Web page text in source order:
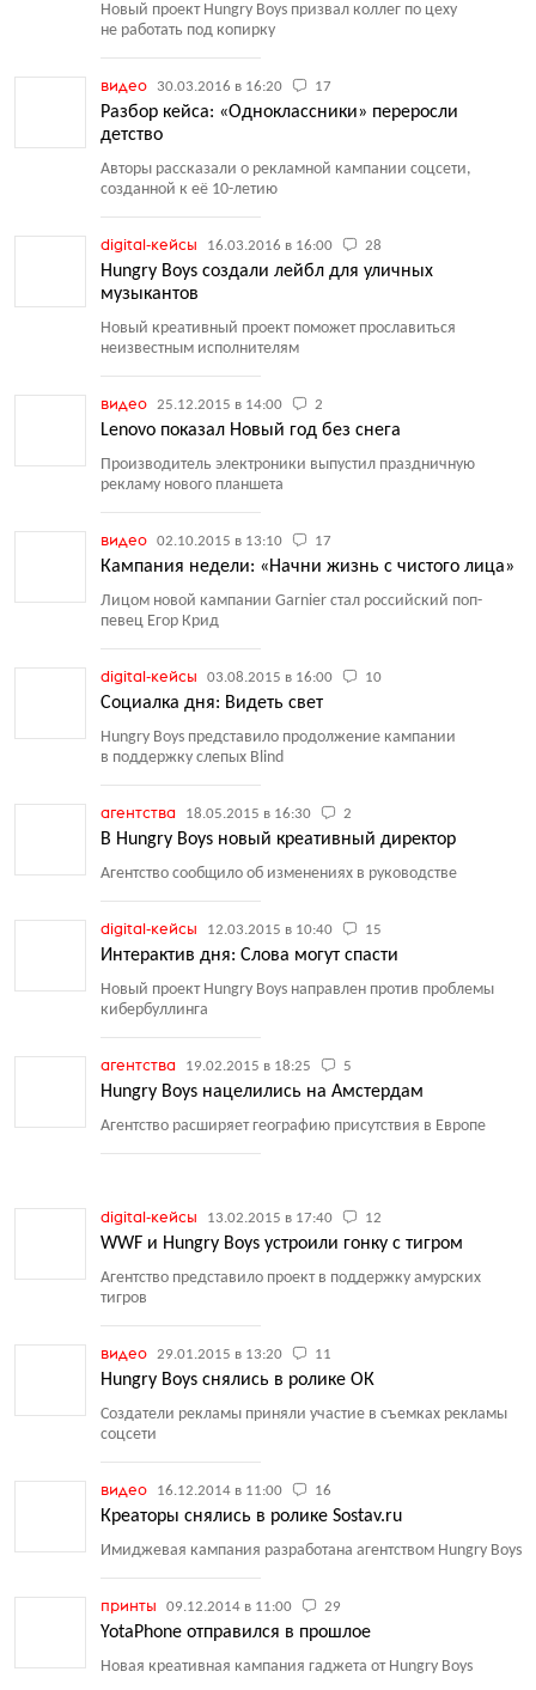
Новый проект Hungry Boys призвал коллег по цеху
не работать под копирку
видео 30.03.2016 в 16:20 17
Разбор кейса: «Одноклассники» переросли
детство
Авторы рассказали о рекламной кампании соцсети,
созданной к её 10-летию
digital-кейсы 16.03.2016 в 16:00 28
Hungry Boys создали лейбл для уличных
музыкантов
Новый креативный проект поможет прославиться
неизвестным исполнителям
видео 25.12.2015 в 14:00 2
Lenovo показал Новый год без снега
Производитель электроники выпустил праздничную
рекламу нового планшета
видео 02.10.2015 в 13:10 17
Кампания недели: «Начни жизнь с чистого лица»
Лицом новой кампании Garnier стал российский поп-
певец Егор Крид
digital-кейсы 03.08.2015 в 16:00 10
Социалка дня: Видеть свет
Hungry Boys представило продолжение кампании
в поддержку слепых Blind
агентства 18.05.2015 в 16:30 2
В Hungry Boys новый креативный директор
Агентство сообщило об изменениях в руководстве
digital-кейсы 12.03.2015 в 10:40 15
Интерактив дня: Слова могут спасти
Новый проект Hungry Boys направлен против проблемы
кибербуллинга
агентства 19.02.2015 в 18:25 5
Hungry Boys нацелились на Амстердам
Агентство расширяет географию присутствия в Европе
digital-кейсы 13.02.2015 в 17:40 12
WWF и Hungry Boys устроили гонку с тигром
Агентство представило проект в поддержку амурских
тигров
видео 29.01.2015 в 13:20 11
Hungry Boys снялись в ролике ОК
Создатели рекламы приняли участие в съемках рекламы
соцсети
видео 16.12.2014 в 11:00 16
Креаторы снялись в ролике Sostav.ru
Имиджевая кампания разработана агентством Hungry Boys
принты 09.12.2014 в 11:00 29
YotaPhone отправился в прошлое
Новая креативная кампания гаджета от Hungry Boys